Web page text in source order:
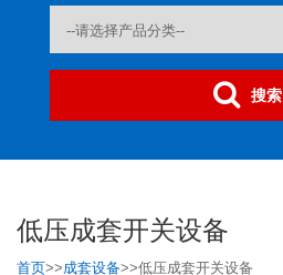
搜索
低压成套开关设备
首页>>成套设备>>低压成套开关设备